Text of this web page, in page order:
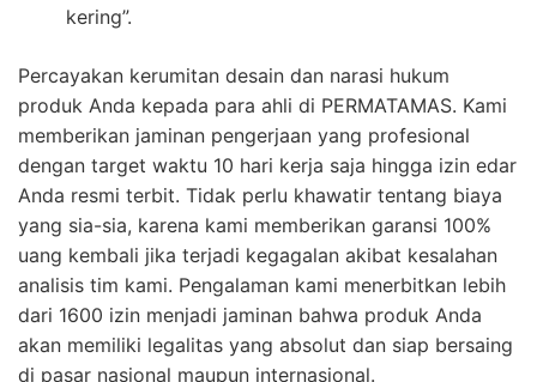
kering”.
Percayakan kerumitan desain dan narasi hukum
produk Anda kepada para ahli di PERMATAMAS. Kami
memberikan jaminan pengerjaan yang profesional
dengan target waktu 10 hari kerja saja hingga izin edar
Anda resmi terbit. Tidak perlu khawatir tentang biaya
yang sia-sia, karena kami memberikan garansi 100%
uang kembali jika terjadi kegagalan akibat kesalahan
analisis tim kami. Pengalaman kami menerbitkan lebih
dari 1600 izin menjadi jaminan bahwa produk Anda
akan memiliki legalitas yang absolut dan siap bersaing
di pasar nasional maupun internasional.